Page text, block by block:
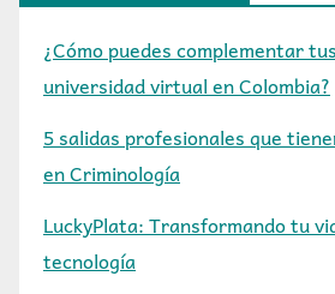
¿Cómo puedes complementar
universidad virtual en Colombia?
5 salidas profesionales que
en Criminología
LuckyPlata: Transformando tu
tecnología